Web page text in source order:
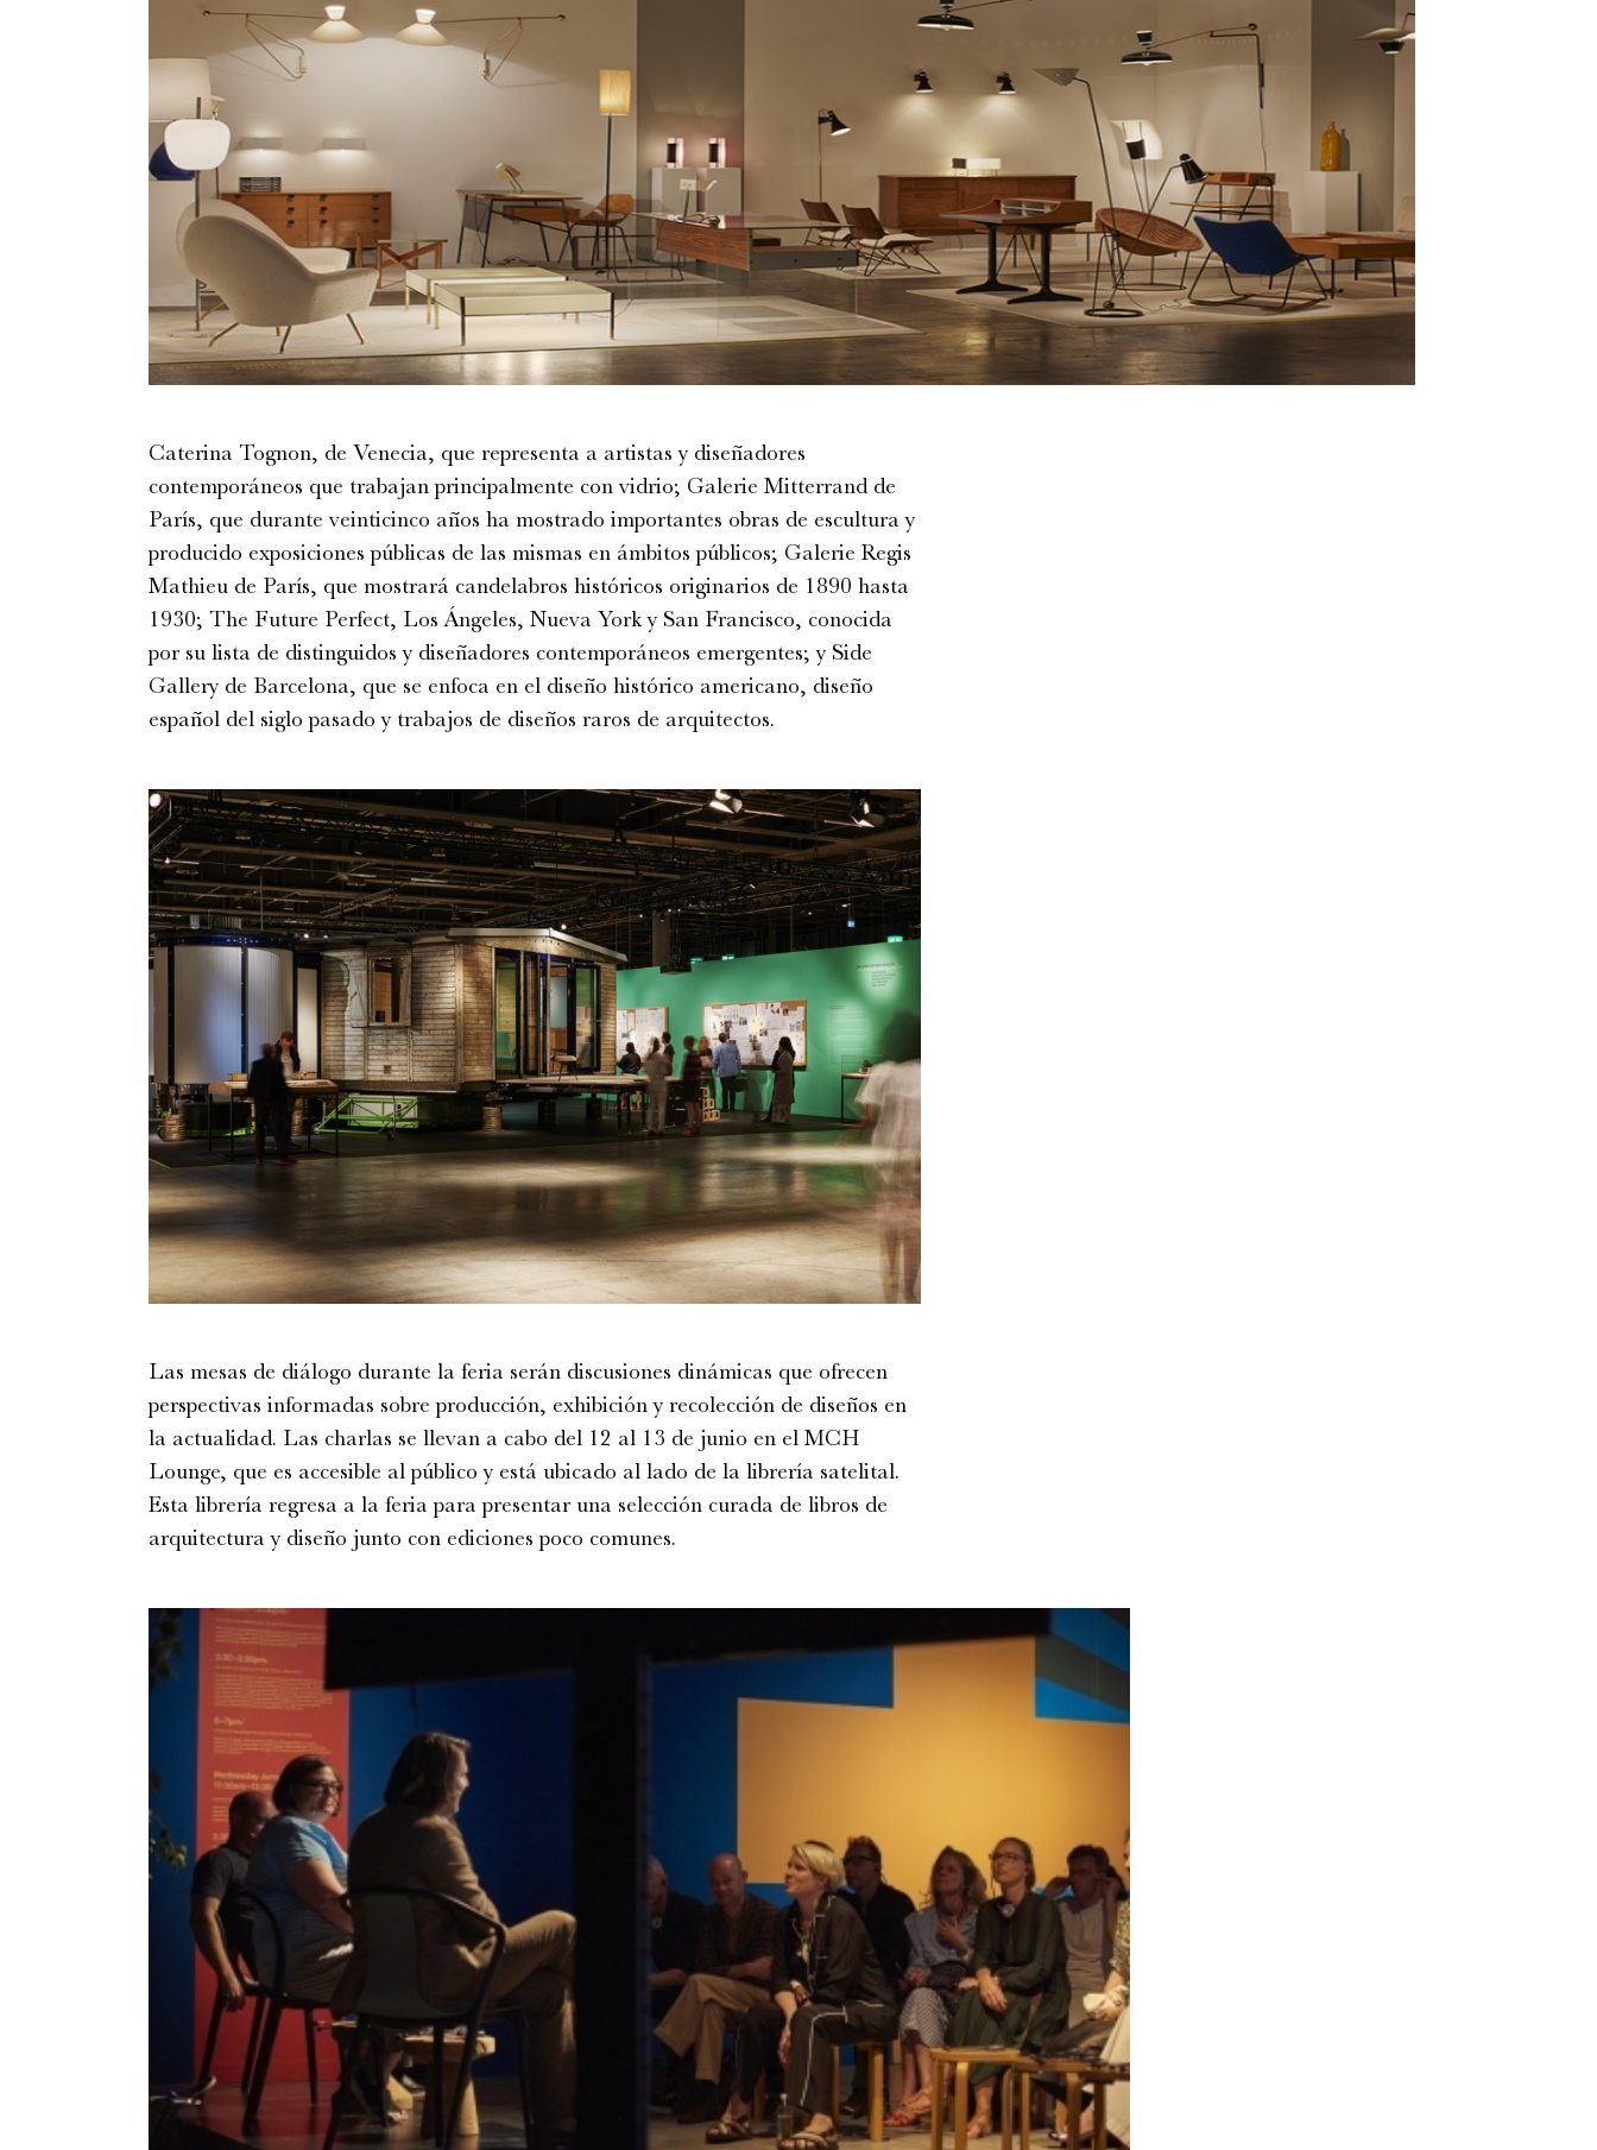
Caterina Tognon, de Venecia, que representa a artistas y diseñadores
contemporáneos que trabajan principalmente con vidrio; Galerie Mitterrand de
París, que durante veinticinco años ha mostrado importantes obras de escultura y
producido exposiciones públicas de las mismas en ámbitos públicos; Galerie Regis
Mathieu de París, que mostrará candelabros históricos originarios de 1890 hasta
1930; The Future Perfect, Los Ángeles, Nueva York y San Francisco, conocida
por su lista de distinguidos y diseñadores contemporáneos emergentes; y Side
Gallery de Barcelona, que se enfoca en el diseño histórico americano, diseño
español del siglo pasado y trabajos de diseños raros de arquitectos.
Las mesas de diálogo durante la feria serán discusiones dinámicas que ofrecen
perspectivas informadas sobre producción, exhibición y recolección de diseños en
la actualidad. Las charlas se llevan a cabo del 12 al 13 de junio en el MCH
Lounge, que es accesible al público y está ubicado al lado de la librería satelital.
Esta librería regresa a la feria para presentar una selección curada de libros de
arquitectura y diseño junto con ediciones poco comunes.